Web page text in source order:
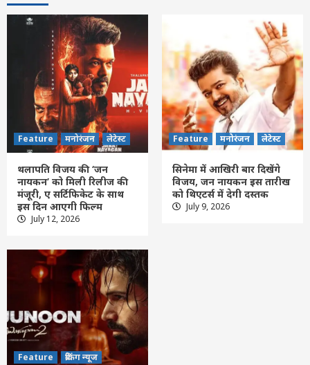
Feature मनोरंजन लेटेस्ट
थलापति विजय की ‘जन
नायकन’ को मिली रिलीज की
मंजूरी, ए सर्टिफिकेट के साथ
इस दिन आएगी फिल्म
July 12, 2026
Feature मनोरंजन लेटेस्ट
सिनेमा में आखिरी बार दिखेंगे
विजय, जन नायकन इस तारीख
को थिएटर्स में देगी दस्तक
July 9, 2026
Feature
ब्रेकिंग न्यूज
Feature लेटेस्ट
रामलला दर्शन योजना: सीएम साय की रामलला
साकार
4
Feature छत्तीसगढ़ लेटेस्ट
बलौदाबाजार में बड़ा सड़क हादसा, गड्ढे में उछली
एम्बुलेंस, 6 लोग घायल